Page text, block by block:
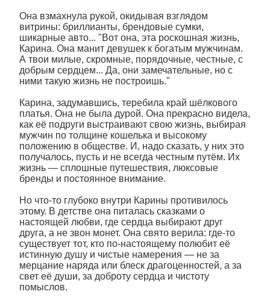
Она взмахнула рукой, окидывая взглядом
витрины: бриллианты, брендовые сумки,
шикарные авто... "Вот она, эта роскошная жизнь,
Карина. Она манит девушек к богатым мужчинам.
А твои милые, скромные, порядочные, честные, с
добрым сердцем... Да, они замечательные, но с
ними такую жизнь не построишь."
Карина, задумавшись, теребила край шёлкового
платья. Она не была дурой. Она прекрасно видела,
как её подруги выстраивают свою жизнь, выбирая
мужчин по толщине кошелька и высокому
положению в обществе. И, надо сказать, у них это
получалось, пусть и не всегда честным путём. Их
жизнь — сплошные путешествия, люксовые
бренды и постоянное внимание.
Но что-то глубоко внутри Карины противилось
этому. В детстве она питалась сказками о
настоящей любви, где сердца выбирают друг
друга, а не звон монет. Она свято верила: где-то
существует тот, кто по-настоящему полюбит её
истинную душу и чистые намерения — не за
мерцание наряда или блеск драгоценностей, а за
свет её души, за доброту сердца и чистоту
помыслов.